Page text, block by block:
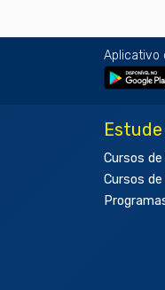
Aplicativo
Cursos
Cursos